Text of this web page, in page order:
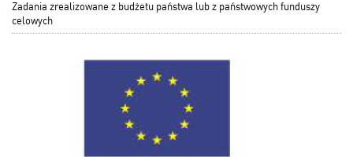
Zadania zrealizowane z budżetu państwa lub z państwowych funduszy
celowych